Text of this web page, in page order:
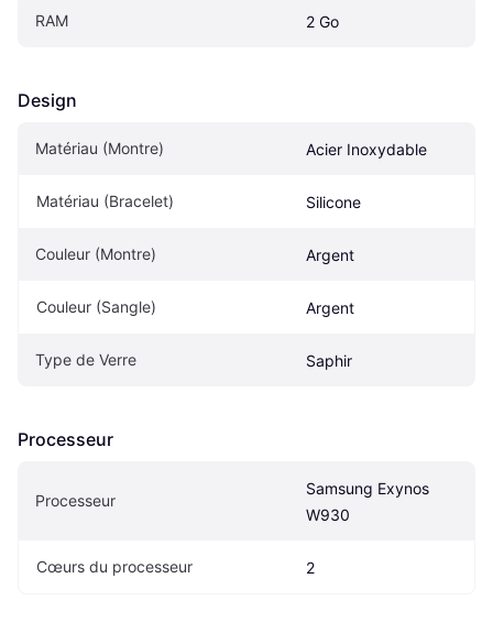
RAM 2 Go
Design
Matériau (Montre) Acier Inoxydable
Matériau (Bracelet) Silicone
Couleur (Montre) Argent
Couleur (Sangle) Argent
Type de Verre Saphir
Processeur
Processeur
Samsung Exynos
W930
Cœurs du processeur 2